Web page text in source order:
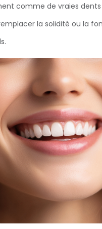
comme de vraies
la solidité ou la